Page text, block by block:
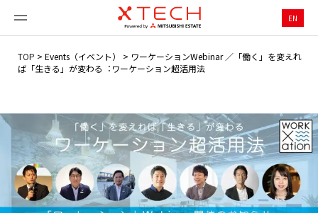
EN
TOP > Events（イベント） > ワーケーションWebinar ／「働く」を変えれ
ば「⽣きる」が変わる︓ワーケーション超活⽤法